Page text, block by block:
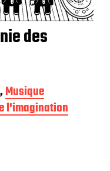
des
,Musique
l'imagination